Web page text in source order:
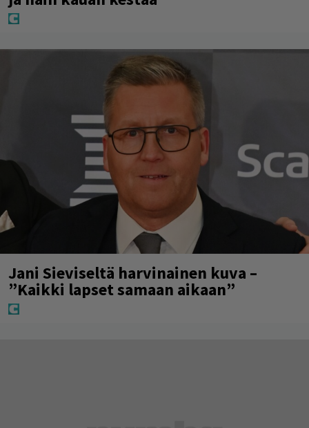
Jani Sieviseltä harvinainen kuva –
”Kaikki lapset samaan aikaan”